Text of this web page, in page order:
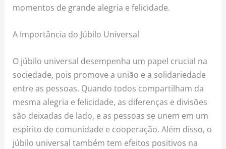
momentos de grande alegria e felicidade.
A Importância do Júbilo Universal
O júbilo universal desempenha um papel crucial na
sociedade, pois promove a união e a solidariedade
entre as pessoas. Quando todos compartilham da
mesma alegria e felicidade, as diferenças e divisões
são deixadas de lado, e as pessoas se unem em um
espírito de comunidade e cooperação. Além disso, o
júbilo universal também tem efeitos positivos na